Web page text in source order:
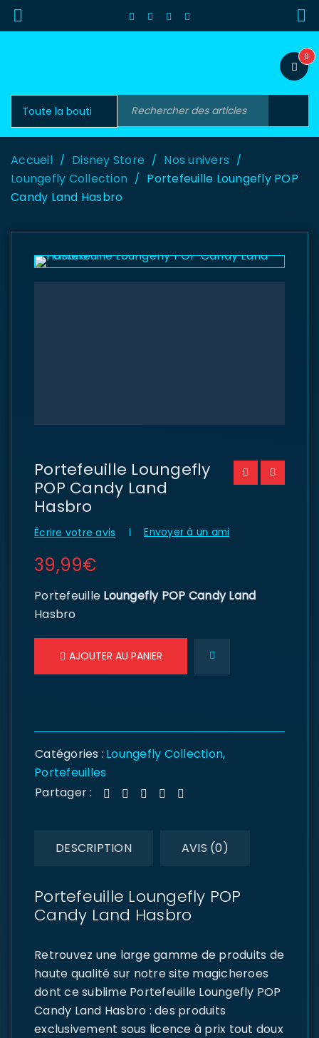
0
Accueil / Disney Store / Nos univers /
Loungefly Collection / Portefeuille Loungefly POP
Candy Land Hasbro
Portefeuille Loungefly
POP Candy Land
Hasbro
Écrire votre avis Envoyer à un ami
39,99€
Portefeuille Loungefly POP Candy Land
Hasbro
AJOUTER AU PANIER
Catégories : Loungefly Collection,
Portefeuilles
Partager :
DESCRIPTION AVIS (0)
Portefeuille Loungefly POP
Candy Land Hasbro
Retrouvez une large gamme de produits de
haute qualité sur notre site magicheroes
dont ce sublime Portefeuille Loungefly POP
Candy Land Hasbro : des produits
exclusivement sous licence à prix tout doux